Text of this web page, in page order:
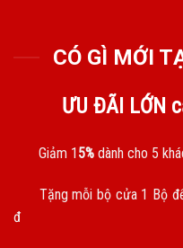
CÓ GÌ MỚI
ƯU ĐÃI LỚN
Giảm 15% dành cho 5
Tặng mỗi bộ cửa 1 Bộ
đ